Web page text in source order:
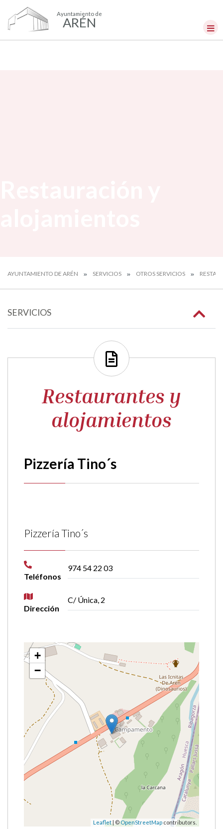
Ayuntamiento de
ARÉN
AYUNTAMIENTO DE ARÉN SERVICIOS OTROS SERVICIOS
SERVICIOS
Restaurantes y
alojamientos
Pizzería Tino´s
Pizzería Tino´s
Teléfonos
974 54 22 03
Dirección
C/ Única, 2
+
−
Leaflet| ©OpenStreetMap contributors.